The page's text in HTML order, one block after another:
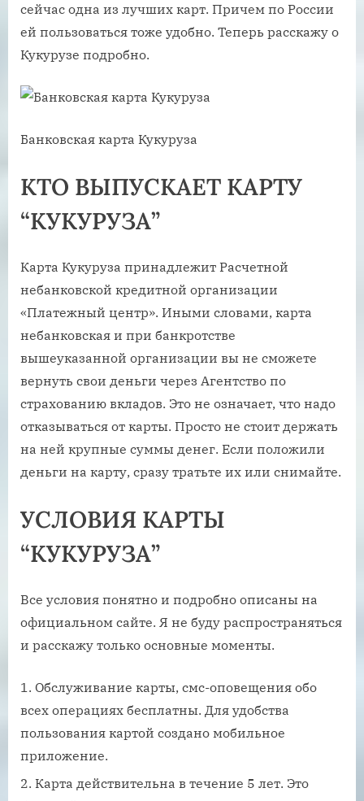
сейчас одна из лучших карт. Причем по России
ей пользоваться тоже удобно. Теперь расскажу о
Кукурузе подробно.
Банковская карта Кукуруза
КТО ВЫПУСКАЕТ КАРТУ
“КУКУРУЗА”
Карта Кукуруза принадлежит Расчетной
небанковской кредитной организации
«Платежный центр». Иными словами, карта
небанковская и при банкротстве
вышеуказанной организации вы не сможете
вернуть свои деньги через Агентство по
страхованию вкладов. Это не означает, что надо
отказываться от карты. Просто не стоит держать
на ней крупные суммы денег. Если положили
деньги на карту, сразу тратьте их или снимайте.
УСЛОВИЯ КАРТЫ
“КУКУРУЗА”
Все условия понятно и подробно описаны на
официальном сайте. Я не буду распространяться
и расскажу только основные моменты.
Обслуживание карты, смс-оповещения обо
всех операциях бесплатны. Для удобства
пользования картой создано мобильное
приложение.
Карта действительна в течение 5 лет. Это